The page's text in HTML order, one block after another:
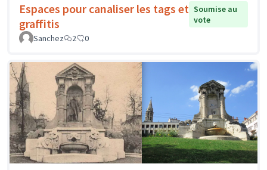
Espaces pour canaliser les tags et
graffitis
Soumise au
vote
Sanchez
2 0